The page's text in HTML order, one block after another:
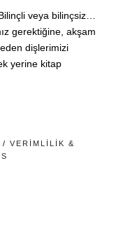
veya bilinçsiz…
gerektiğine, akşam
dişlerimizi
yerine kitap
/ VERIMLILIK &